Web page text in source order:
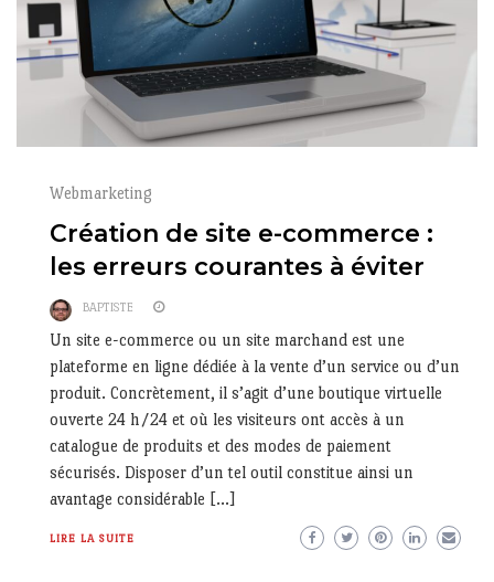
Webmarketing
Création de site e-commerce :
les erreurs courantes à éviter
BAPTISTE
Un site e-commerce ou un site marchand est une
plateforme en ligne dédiée à la vente d’un service ou d’un
produit. Concrètement, il s’agit d’une boutique virtuelle
ouverte 24 h/24 et où les visiteurs ont accès à un
catalogue de produits et des modes de paiement
sécurisés. Disposer d’un tel outil constitue ainsi un
avantage considérable […]
LIRE LA SUITE